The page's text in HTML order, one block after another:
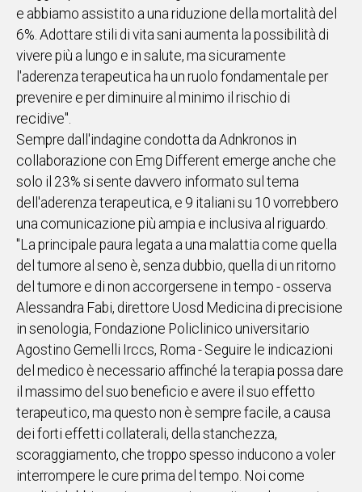
e abbiamo assistito a una riduzione della mortalità del
6%. Adottare stili di vita sani aumenta la possibilità di
vivere più a lungo e in salute, ma sicuramente
l'aderenza terapeutica ha un ruolo fondamentale per
prevenire e per diminuire al minimo il rischio di
recidive".
Sempre dall'indagine condotta da Adnkronos in
collaborazione con Emg Different emerge anche che
solo il 23% si sente davvero informato sul tema
dell'aderenza terapeutica, e 9 italiani su 10 vorrebbero
una comunicazione più ampia e inclusiva al riguardo.
"La principale paura legata a una malattia come quella
del tumore al seno è, senza dubbio, quella di un ritorno
del tumore e di non accorgersene in tempo - osserva
Alessandra Fabi, direttore Uosd Medicina di precisione
in senologia, Fondazione Policlinico universitario
Agostino Gemelli Irccs, Roma - Seguire le indicazioni
del medico è necessario affinché la terapia possa dare
il massimo del suo beneficio e avere il suo effetto
terapeutico, ma questo non è sempre facile, a causa
dei forti effetti collaterali, della stanchezza,
scoraggiamento, che troppo spesso inducono a voler
interrompere le cure prima del tempo. Noi come